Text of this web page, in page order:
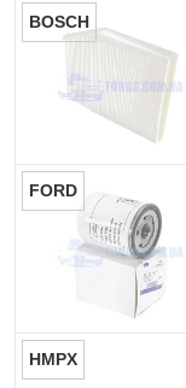
BOSCH
FORD
HMPX